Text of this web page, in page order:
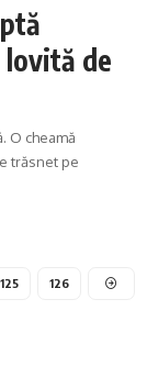
lovită de
O cheamă
trăsnet pe
125 126